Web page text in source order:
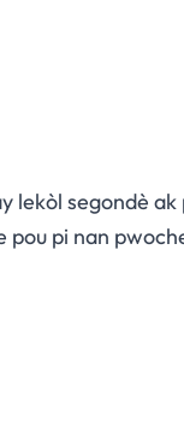
lekòl segondè
pi nan